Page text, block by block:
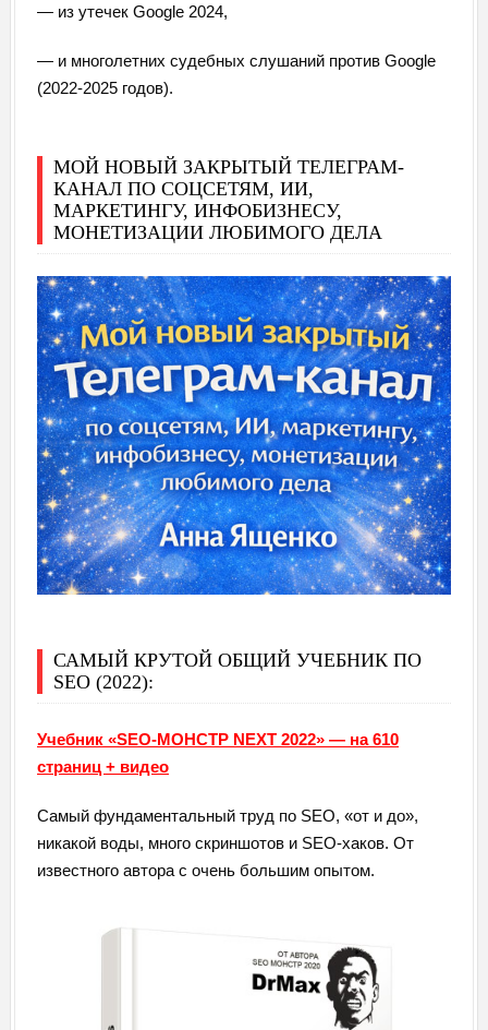
— из утечек Google 2024,
— и многолетних судебных слушаний против Google
(2022-2025 годов).
МОЙ НОВЫЙ ЗАКРЫТЫЙ ТЕЛЕГРАМ-
КАНАЛ ПО СОЦСЕТЯМ, ИИ,
МАРКЕТИНГУ, ИНФОБИЗНЕСУ,
МОНЕТИЗАЦИИ ЛЮБИМОГО ДЕЛА
САМЫЙ КРУТОЙ ОБЩИЙ УЧЕБНИК ПО
SEO (2022):
Учебник «SEO-МОНСТР NEXT 2022» — на 610
страниц + видео
Самый фундаментальный труд по SEO, «от и до»,
никакой воды, много скриншотов и SEO-хаков. От
известного автора с очень большим опытом.